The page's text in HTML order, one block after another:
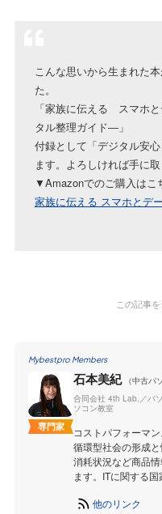
こんな思いから生まれた
た。
「家族に伝える スマホ
タル整理ガイド―」
付録として「デジタル安
ます。よろしければ手に
▼Amazonでのご購入はこ
家族に伝える スマホとデ
この記事
Mybestpro Members
専門家
石本美紀
（中古パ
合同会社 4th Lab.／パ
ソコン教室
コストパフォーマ
循環型社会の形成
消耗状況など商品
ます。ITに関する国
他のリンク